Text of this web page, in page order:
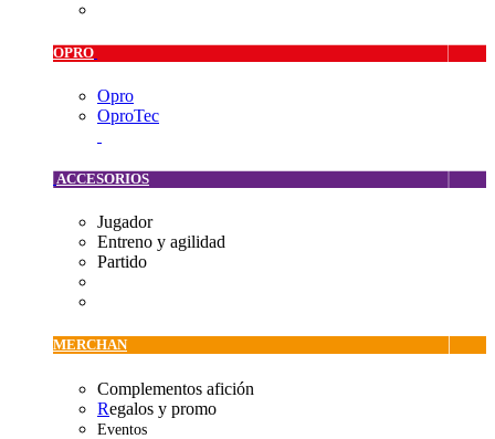
OPRO
Opro
OproTec
ACCESORIOS
Jugador
Entreno y agilidad
Partido
MERCHAN
Complementos afición
Regalos y promo
Eventos